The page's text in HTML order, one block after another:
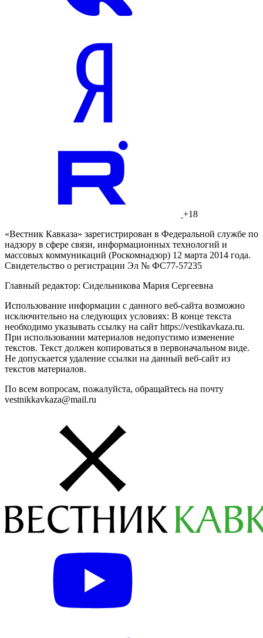
+18
«Вестник Кавказа» зарегистрирован в Федеральной службе по
надзору в сфере связи, информационных технологий и
массовых коммуникаций (Роскомнадзор) 12 марта 2014 года.
Свидетельство о регистрации Эл № ФС77-57235
Главный редактор: Сидельникова Мария Сергеевна
Использование информации с данного веб-сайта возможно
исключительно на следующих условиях: В конце текста
необходимо указывать ссылку на сайт https://vestikavkaza.ru.
При использовании материалов недопустимо изменение
текстов. Текст должен копироваться в первоначальном виде.
Не допускается удаление ссылки на данный веб-сайт из
текстов материалов.
По всем вопросам, пожалуйста, обращайтесь на почту
vestnikkavkaza@mail.ru